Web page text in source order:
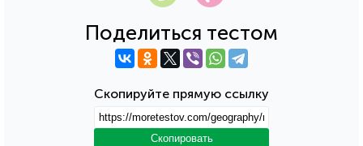
Поделиться тестом
Скопируйте прямую ссылку
Скопировать